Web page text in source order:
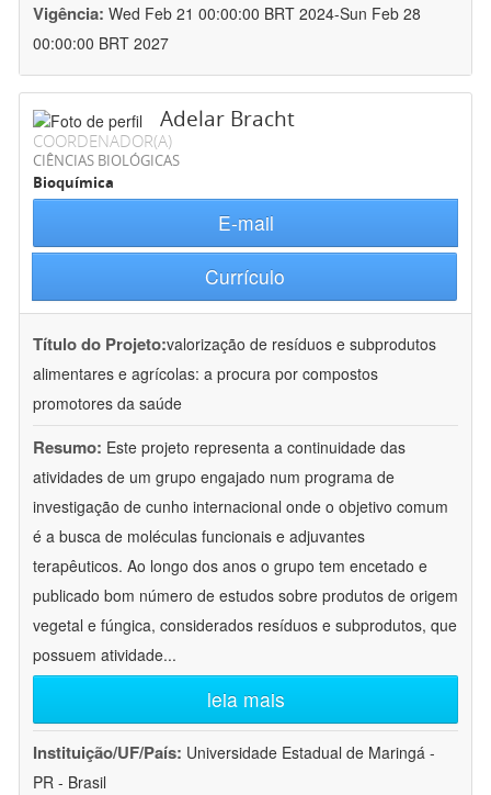
Vigência: Wed Feb 21 00:00:00 BRT 2024-Sun Feb 28
00:00:00 BRT 2027
Adelar Bracht
COORDENADOR(A)
CIÊNCIAS BIOLÓGICAS
Bioquímica
E-mail
Currículo
Título do Projeto:valorização de resíduos e subprodutos
alimentares e agrícolas: a procura por compostos
promotores da saúde
Resumo: Este projeto representa a continuidade das
atividades de um grupo engajado num programa de
investigação de cunho internacional onde o objetivo comum
é a busca de moléculas funcionais e adjuvantes
terapêuticos. Ao longo dos anos o grupo tem encetado e
publicado bom número de estudos sobre produtos de origem
vegetal e fúngica, considerados resíduos e subprodutos, que
possuem atividade...
leia mais
Instituição/UF/País: Universidade Estadual de Maringá -
PR - Brasil